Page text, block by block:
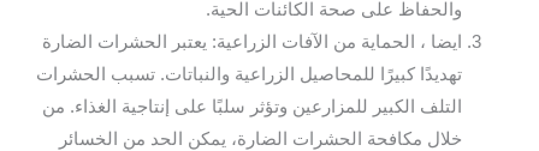
والحفاظ على صحة الكائنات الحية.
ايضا ، الحماية من الآفات الزراعية: يعتبر الحشرات الضارة
تهديدًا كبيرًا للمحاصيل الزراعية والنباتات. تسبب الحشرات
التلف الكبير للمزارعين وتؤثر سلبًا على إنتاجية الغذاء. من
خلال مكافحة الحشرات الضارة، يمكن الحد من الخسائر